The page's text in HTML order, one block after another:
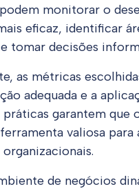
monitorar o
eficaz, identificar
tomar decisões
as métricas
adequada e a
garantem que
valiosa para
de negócios